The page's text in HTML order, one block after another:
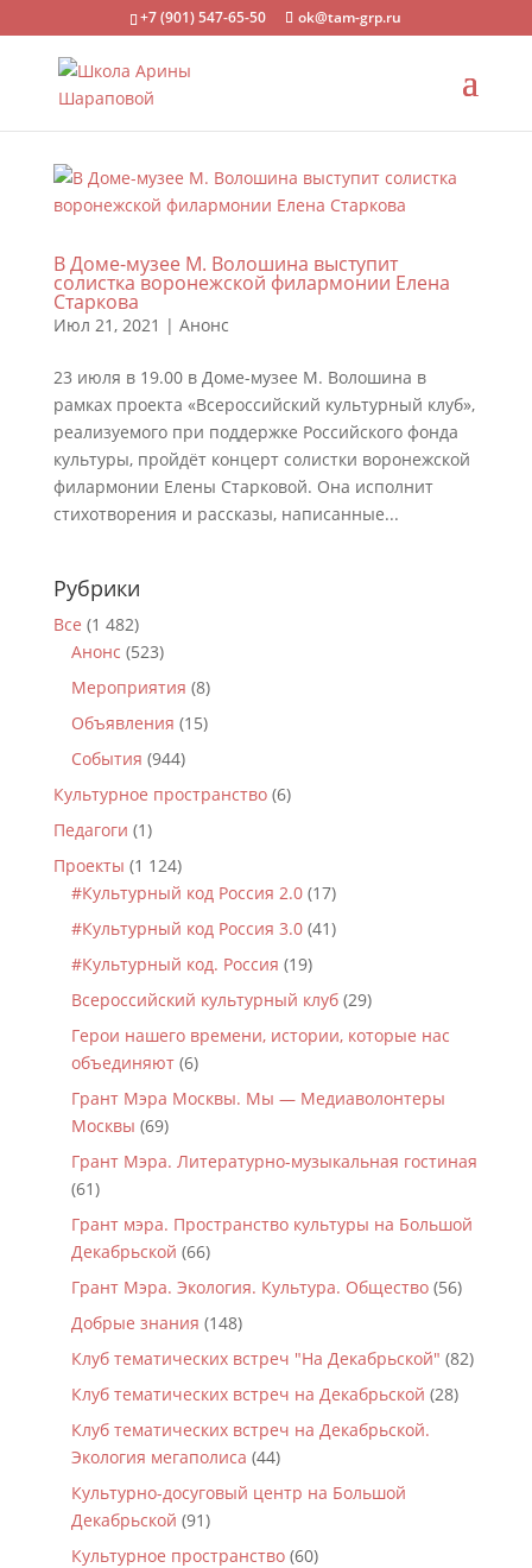
+7 (901) 547-65-50 ok@tam-grp.ru
В Доме-музее М. Волошина выступит
солистка воронежской филармонии Елена
Старкова
Июл 21, 2021 | Анонс
23 июля в 19.00 в Доме-музее М. Волошина в
рамках проекта «Всероссийский культурный клуб»,
реализуемого при поддержке Российского фонда
культуры, пройдёт концерт солистки воронежской
филармонии Елены Старковой. Она исполнит
стихотворения и рассказы, написанные...
Рубрики
Все (1 482)
Анонс (523)
Мероприятия (8)
Объявления (15)
События (944)
Культурное пространство(6)
Педагоги (1)
Проекты (1 124)
#Культурный код Россия 2.0(17)
#Культурный код Россия 3.0(41)
#Культурный код. Россия (19)
Всероссийский культурный клуб(29)
Герои нашего времени, истории, которые нас
объединяют(6)
Грант Мэра Москвы. Мы — Медиаволонтеры
Москвы (69)
Грант Мэра. Литературно-музыкальная гостиная
(61)
Грант мэра. Пространство культуры на Большой
Декабрьской (66)
Грант Мэра. Экология. Культура. Общество(56)
Добрые знания (148)
Клуб тематических встреч "На Декабрьской" (82)
Клуб тематических встреч на Декабрьской (28)
Клуб тематических встреч на Декабрьской.
Экология мегаполиса (44)
Культурно-досуговый центр на Большой
Декабрьской (91)
Культурное пространство(60)